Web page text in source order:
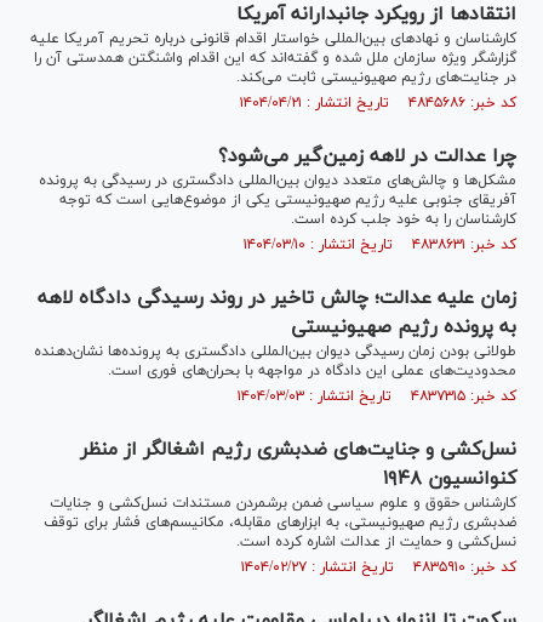
انتقاد‌ها از رویکرد جانبدارانه آمریکا
کارشناسان و نهاد‌های بین‌المللی خواستار اقدام قانونی درباره تحریم آمریکا علیه
گزارشگر ویژه سازمان ملل شده و گفته‌اند که این اقدام واشنگتن همدستی آن را
در جنایت‌های رژیم صهیونیستی ثابت می‌کند.
کد خبر: ۴۸۴۵۶۸۶ تاریخ انتشار : ۱۴۰۴/۰۴/۲۱
چرا عدالت در لاهه زمین‌گیر می‌شود؟
مشکل‌ها و چالش‌های متعدد دیوان بین‌المللی دادگستری در رسیدگی به پرونده
آفریقای جنوبی علیه رژیم صهیونیستی یکی از موضوع‌هایی است که توجه
کارشناسان را به خود جلب کرده است.
کد خبر: ۴۸۳۸۶۳۱ تاریخ انتشار : ۱۴۰۴/۰۳/۱۰
زمان علیه عدالت؛ چالش تاخیر در روند رسیدگی دادگاه لاهه
به پرونده رژیم صهیونیستی
طولانی بودن زمان رسیدگی دیوان بین‌المللی دادگستری به پرونده‌ها نشان‌دهنده
محدودیت‌های عملی این دادگاه در مواجهه با بحران‌های فوری است.
کد خبر: ۴۸۳۷۳۱۵ تاریخ انتشار : ۱۴۰۴/۰۳/۰۳
نسل‌کشی و جنایت‌های ضدبشری رژیم اشغالگر از منظر
کنوانسیون ۱۹۴۸
کارشناس حقوق و علوم سیاسی ضمن برشمردن مستندات نسل‌کشی و جنایات
ضدبشری رژیم صهیونیستی، به ابزار‌های مقابله، مکانیسم‌های فشار برای توقف
نسل‌کشی و حمایت از عدالت اشاره کرده است.
کد خبر: ۴۸۳۵۹۱۰ تاریخ انتشار : ۱۴۰۴/۰۲/۲۷